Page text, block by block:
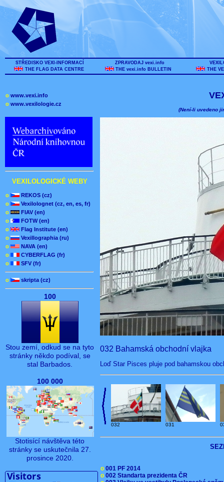
STŘEDISKO VEXI-INFORMACÍ
THE FLAG DATA CENTRE
ZPRAVODAJ vexi.info
THE vexi.info BULLETIN
THE
o www.vexi.info
o www.vexilologie.cz
VEXILOLOGICKÉ WEBY
o
REKOS (cz)
o
Vexilolognet (cz, en, es, fr)
o
FIAV (en)
o
FOTW (en)
o
Flag Institute (en)
o
Vexillographia (ru)
o
NAVA (en)
o
CYBERFLAG (fr)
o
SFV (fr)
o skripta (cz)
100
Stou zemí, odkud se na tyto
stránky někdo podíval, se
stal Barbados.
100 000
Stotisící návštěva této
stránky se uskutečnila 27.
prosince 2020.
(Není-li uvedeno
032 Bahamská obchodní vlajka
Loď Star Pisces pluje pod bahamskou
032 031
o 001 PF 2014
o 002 Standarta prezidenta ČR